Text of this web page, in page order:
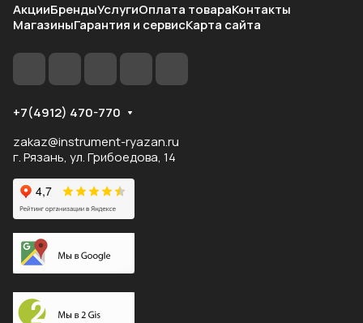
АкцииБрендыУслугиОплата товараКонтакты
МагазиныГарантия и сервисКарта сайта
+7(4912) 470-770
zakaz@instrument-ryazan.ru
г. Рязань, ул. Грибоедова, 14